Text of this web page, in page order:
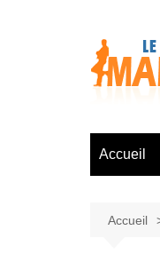
Accueil
Accueil